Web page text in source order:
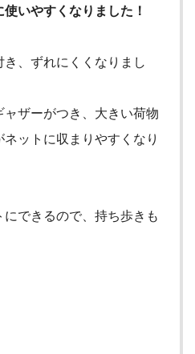
いやすくなりました！
、ずれにくくなりまし
ャザーがつき、大きい荷物
ットに収まりやすくなり
できるので、持ち歩きも